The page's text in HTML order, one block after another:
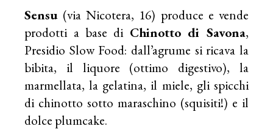
Sensu (via Nicotera, 16) produce e vende
prodotti a base di Chinotto di Savona,
Presidio Slow Food: dall’agrume si ricava la
bibita, il liquore (ottimo digestivo), la
marmellata, la gelatina, il miele, gli spicchi
di chinotto sotto maraschino (squisiti!) e il
dolce plumcake.